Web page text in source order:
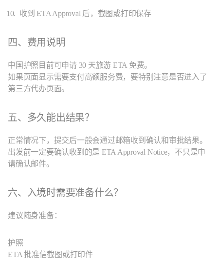
收到 ETA Approval 后，截图或打印保存
四、费用说明
中国护照目前可申请 30 天旅游 ETA 免费。
如果页面显示需要支付高额服务费，要特别注意是否进入了
第三方代办页面。
五、多久能出结果？
正常情况下，提交后一般会通过邮箱收到确认和审批结果。
出发前一定要确认收到的是 ETA Approval Notice，不只是申
请确认邮件。
六、入境时需要准备什么？
建议随身准备：
护照
ETA 批准信截图或打印件